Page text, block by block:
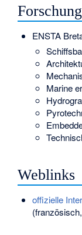
ENSTA
Marine
Weblinks
offizielle